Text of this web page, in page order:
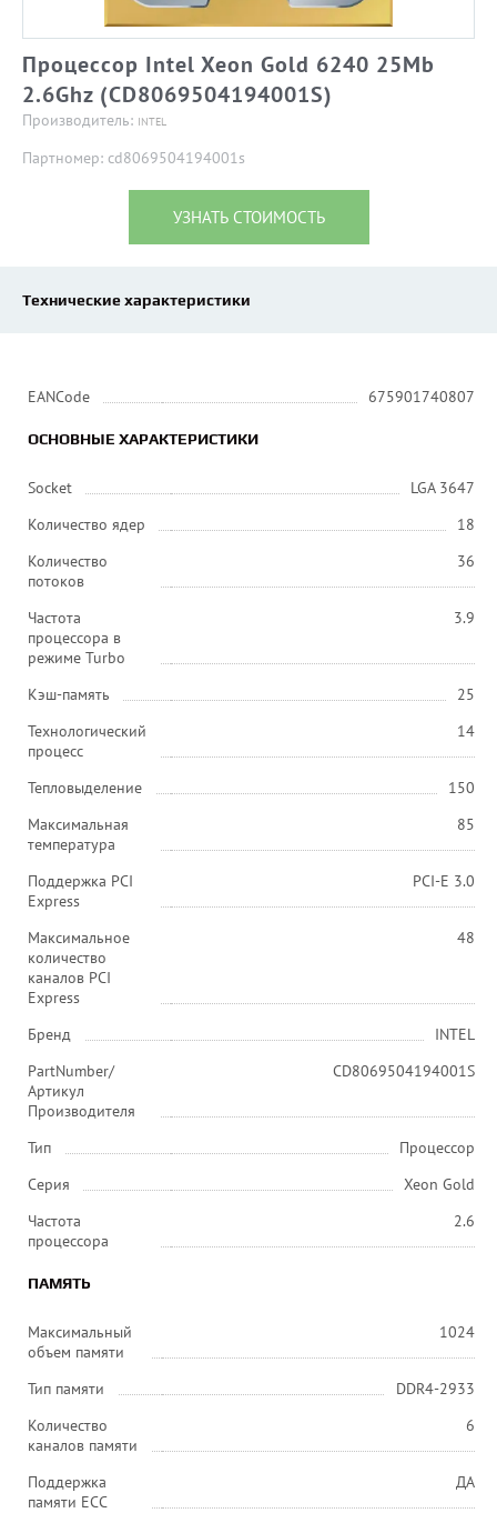
Процессор Intel Xeon Gold 6240 25Mb
2.6Ghz (CD8069504194001S)
Производитель: INTEL
Партномер: cd8069504194001s
УЗНАТЬ СТОИМОСТЬ
Технические характеристики
EANCode 675901740807
ОСНОВНЫЕ ХАРАКТЕРИСТИКИ
Socket
LGA 3647
Количество ядер
18
Количество
потоков
36
Частота
процессора в
режиме Turbo
3.9
Кэш-память
25
Технологический
процесс
14
Тепловыделение
150
Максимальная
температура
85
Поддержка PCI
Express
PCI-E 3.0
Максимальное
количество
каналов PCI
Express
48
Бренд
INTEL
PartNumber/
Артикул
Производителя
CD8069504194001S
Тип
Процессор
Серия
Xeon Gold
Частота
процессора
2.6
ПАМЯТЬ
Максимальный
объем памяти
1024
Тип памяти
DDR4-2933
Количество
каналов памяти
6
Поддержка
памяти ECC
ДА